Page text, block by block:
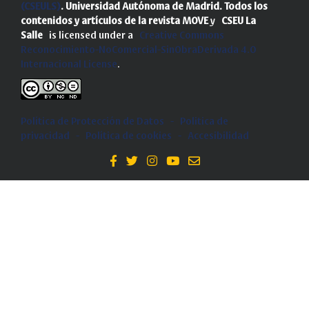
(CSEULS). Universidad Autónoma de Madrid. Todos los
contenidos y artículos de la revista MOVEy CSEU La
Salle is licensed under a Creative Commons
Reconocimiento-NoComercial-SinObraDerivada 4.0
Internacional License.
Política de Protección de Datos -
Politica de
privacidad
- Política de cookies - Accesibilidad